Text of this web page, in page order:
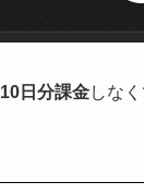
日分課金しな